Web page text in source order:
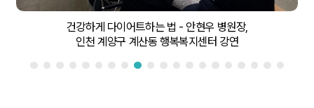
건강하게 다이어트하는 법 - 안현우 병원장,
인천 계양구 계산동 행복복지센터 강연